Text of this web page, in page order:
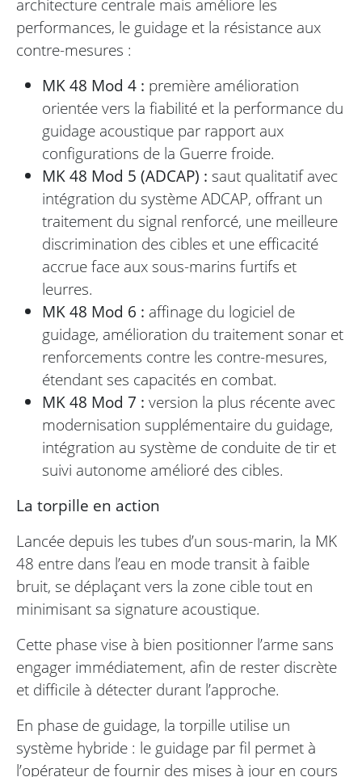
architecture centrale mais améliore les
performances, le guidage et la résistance aux
contre-mesures :
MK 48 Mod 4 : première amélioration
orientée vers la fiabilité et la performance du
guidage acoustique par rapport aux
configurations de la Guerre froide.
MK 48 Mod 5 (ADCAP) : saut qualitatif avec
intégration du système ADCAP, offrant un
traitement du signal renforcé, une meilleure
discrimination des cibles et une efficacité
accrue face aux sous-marins furtifs et
leurres.
MK 48 Mod 6 : affinage du logiciel de
guidage, amélioration du traitement sonar et
renforcements contre les contre-mesures,
étendant ses capacités en combat.
MK 48 Mod 7 : version la plus récente avec
modernisation supplémentaire du guidage,
intégration au système de conduite de tir et
suivi autonome amélioré des cibles.
La torpille en action
Lancée depuis les tubes d’un sous-marin, la MK
48 entre dans l’eau en mode transit à faible
bruit, se déplaçant vers la zone cible tout en
minimisant sa signature acoustique.
Cette phase vise à bien positionner l’arme sans
engager immédiatement, afin de rester discrète
et difficile à détecter durant l’approche.
En phase de guidage, la torpille utilise un
système hybride : le guidage par fil permet à
l’opérateur de fournir des mises à jour en cours